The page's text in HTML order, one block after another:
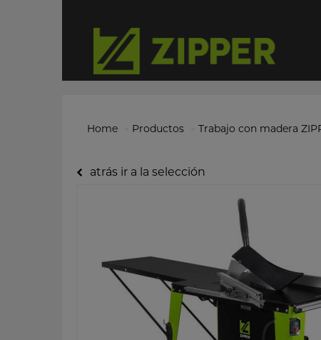
Home Productos Trabajo con madera
atrás ir a la selección